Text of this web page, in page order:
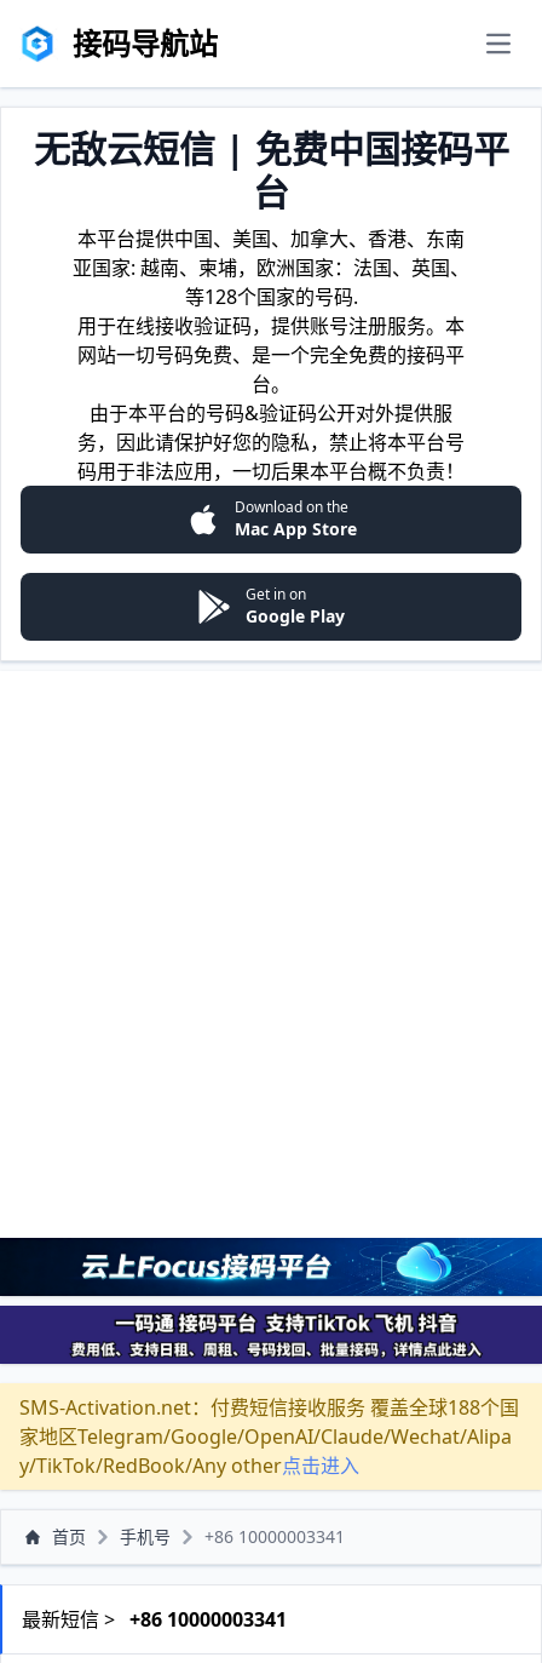
接码导航站
无敌云短信 | 免费中国接码平
台
本平台提供中国、美国、加拿大、香港、东南
亚国家: 越南、柬埔，欧洲国家：法国、英国、
等128个国家的号码.
用于在线接收验证码，提供账号注册服务。本
网站一切号码免费、是一个完全免费的接码平
台。
由于本平台的号码&验证码公开对外提供服
务，因此请保护好您的隐私，禁止将本平台号
码用于非法应用，一切后果本平台概不负责！
Download on the
Mac App Store
Get in on
Google Play
SMS-Activation.net：付费短信接收服务 覆盖全球188个国
家地区Telegram/Google/OpenAI/Claude/Wechat/Alipa
y/TikTok/RedBook/Any other点击进入
首页 手机号 +86 10000003341
最新短信 > +86 10000003341